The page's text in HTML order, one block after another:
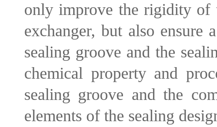
only improve the rigidity of
exchanger, but also ensure
sealing groove and the
chemical property and
sealing groove and the
elements of the sealing